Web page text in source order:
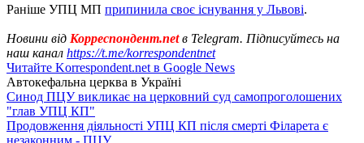
Раніше УПЦ МП припинила своє існування у Львові.
Новини від Корреспондент.netв Telegram. Підписуйтесь на
наш канал https://t.me/korrespondentnet
Читайте Korrespondent.net в Google News
Автокефальна церква в Україні
Синод ПЦУ викликає на церковний суд самопроголошених
"глав УПЦ КП"
Продовження діяльності УПЦ КП після смерті Філарета є
незаконним - ПЦУ